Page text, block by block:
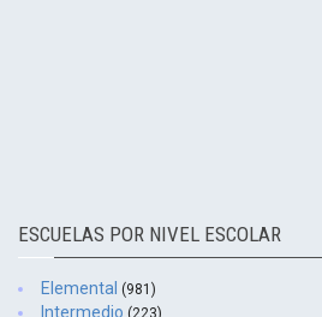
ESCUELAS POR NIVEL ESCOLAR
Elemental (981)
Intermedio (223)